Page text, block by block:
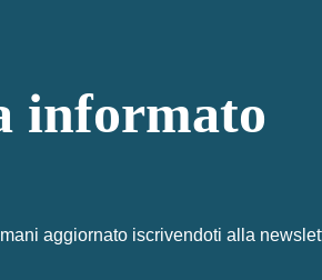
informato
aggiornato iscrivendoti alla